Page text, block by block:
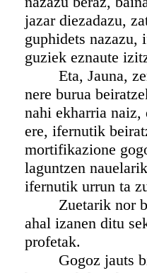
jazar diezadazu,
guphidets nazazu,
guziek eznaute
Eta, Jauna, zer
nere burua
nahi ekharria
ere, ifernutik
mortifikazione
laguntzen
ifernutik urrun ta
Zuetarik nor bizi
ahal izanen ditu
profetak.
Gogoz jauts